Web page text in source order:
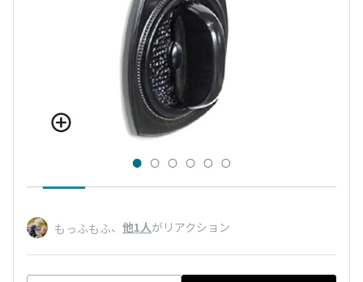
もっふもふ、 他1人がリアクション